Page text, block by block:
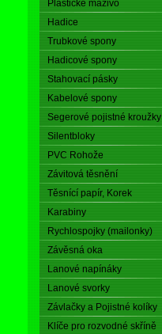
Plastické mazivo
Hadice
Trubkové spony
Hadicové spony
Stahovací pásky
Kabelové spony
Segerové pojistné kroužky
Silentbloky
PVC Rohože
Závitová těsnění
Těsnící papír, Korek
Karabiny
Rychlospojky (mailonky)
Závěsná oka
Lanové napínáky
Lanové svorky
Závlačky a Pojistné kolíky
Klíče pro rozvodné skříně